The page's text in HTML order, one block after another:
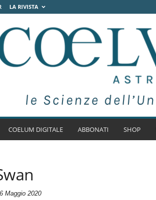
LA RIVISTA
COELUM DIGITALE ABBONATI SHOP
Maggio 2020